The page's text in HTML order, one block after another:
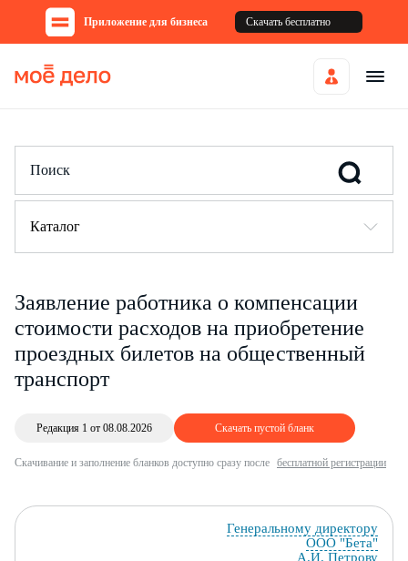
Приложение для бизнеса Скачать бесплатно
Каталог
Заявление работника о компенсации
стоимости расходов на приобретение
проездных билетов на общественный
транспорт
Редакция 1 от 08.08.2026 Скачать пустой бланк
Скачивание и заполнение бланков доступно сразу после бесплатной регистрации
Генеральному директору
ООО "Бета"
А.И. Петрову